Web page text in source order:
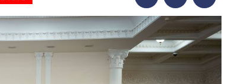
FacebookTwitterTelegram